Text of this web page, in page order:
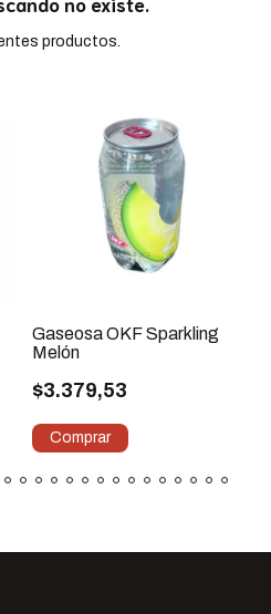
productos.
Gaseosa OKF Sparkling
Melón
$3.379,53